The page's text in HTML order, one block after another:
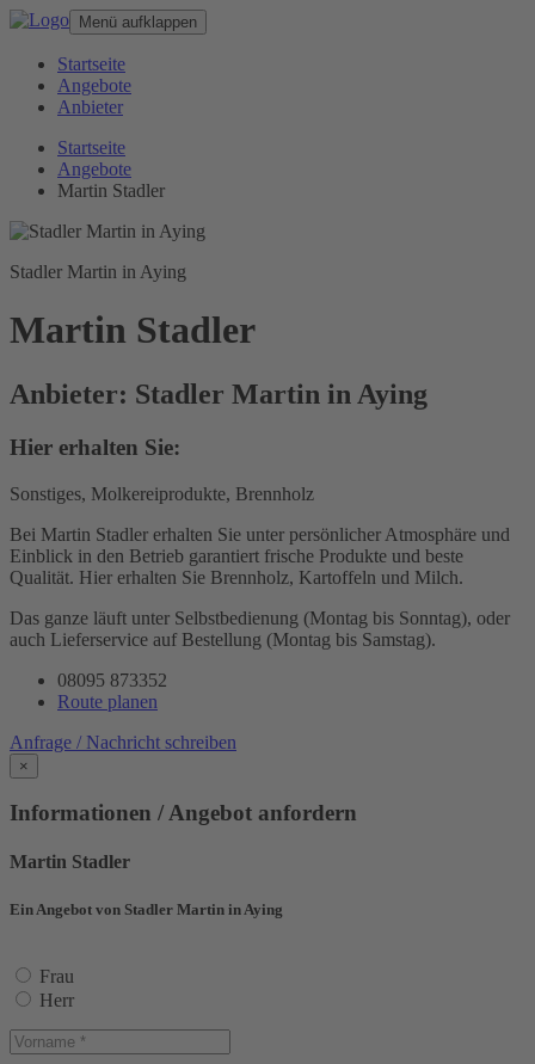
Menü aufklappen
Startseite
Angebote
Anbieter
Startseite
Angebote
Martin Stadler
Stadler Martin in Aying
Martin Stadler
Anbieter: Stadler Martin in Aying
Hier erhalten Sie:
Sonstiges, Molkereiprodukte, Brennholz
Bei Martin Stadler erhalten Sie unter persönlicher Atmosphäre und
Einblick in den Betrieb garantiert frische Produkte und beste
Qualität. Hier erhalten Sie Brennholz, Kartoffeln und Milch.
Das ganze läuft unter Selbstbedienung (Montag bis Sonntag), oder
auch Lieferservice auf Bestellung (Montag bis Samstag).
08095 873352
Route planen
Anfrage / Nachricht schreiben
×
Informationen / Angebot anfordern
Martin Stadler
Ein Angebot von Stadler Martin in Aying
Frau
Herr